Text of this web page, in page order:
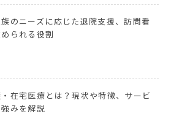
のニーズに応じた退院支援、訪問看
られる役割
在宅医療とは？現状や特徴、サービ
みを解説